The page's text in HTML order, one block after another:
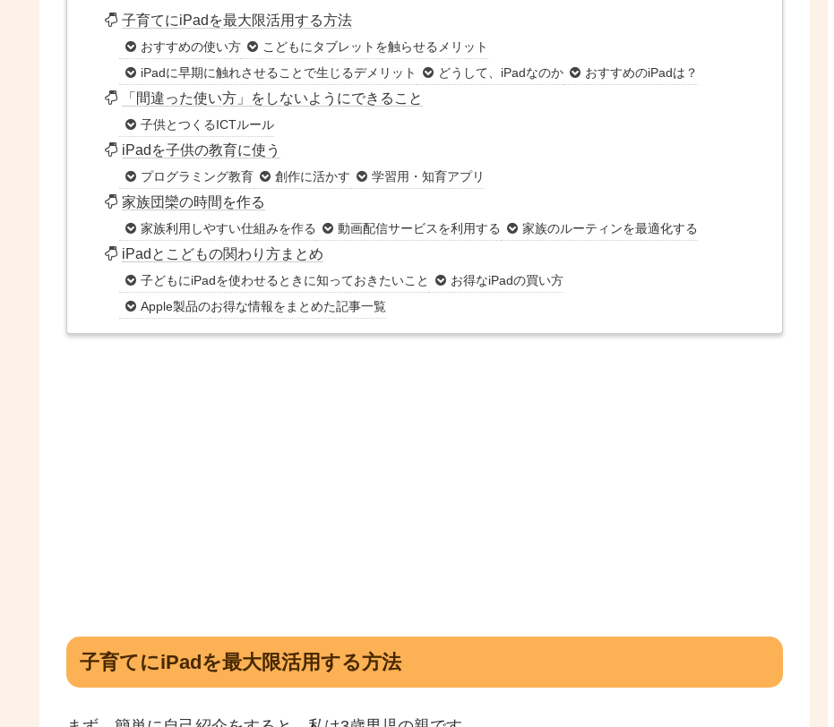
子育てにiPadを最大限活用する方法
おすすめの使い方
こどもにタブレットを触らせるメリット
iPadに早期に触れさせることで生じるデメリット
どうして、iPadなのか おすすめのiPadは？
「間違った使い方」をしないようにできること
子供とつくるICTルール
iPadを子供の教育に使う
プログラミング教育 創作に活かす 学習用・知育アプリ
家族団欒の時間を作る
家族利用しやすい仕組みを作る 動画配信サービスを利用する 家族のルーティンを最適化する
iPadとこどもの関わり方まとめ
子どもにiPadを使わせるときに知っておきたいこと
お得なiPadの買い方
Apple製品のお得な情報をまとめた記事一覧
子育てにiPadを最大限活用する方法